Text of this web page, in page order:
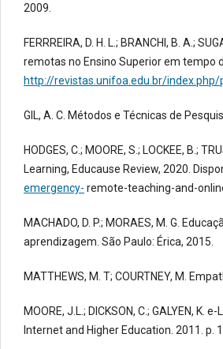
2009.
FERRREIRA, D. H. L.; BRANCHI, B. A.;
remotas no Ensino Superior em tempo
http://revistas.unifoa.edu.br/
GIL, A. C. Métodos e Técnicas de
HODGES, C.; MOORE, S.; LOCKEE, B.;
Learning, Educause Review, 2020.
emergency- remote-teaching-and-
MACHADO, D. P.; MORAES, M. G.
aprendizagem. São Paulo: Érica, 2015.
MATTHEWS, M. T; COURTNEY, M.
MOORE, J.L.; DICKSON, C.; GALYEN,
Internet and Higher Education. 2011. p.